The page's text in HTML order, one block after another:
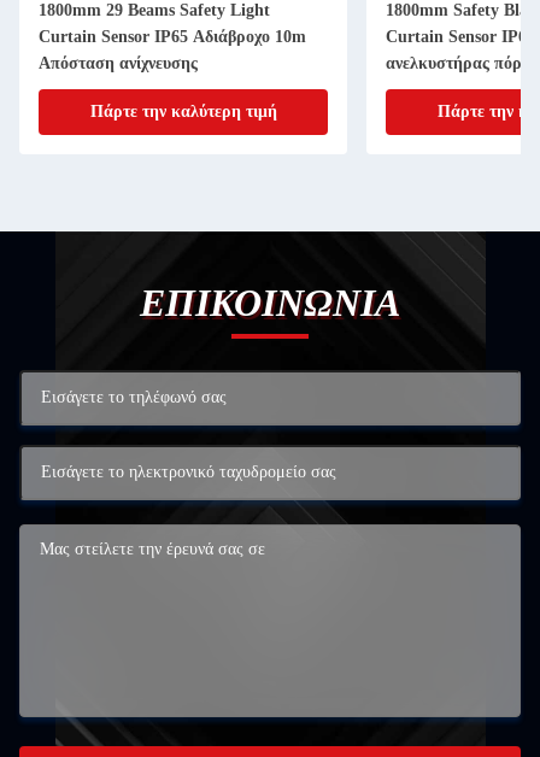
1800mm 29 Beams Safety Light
Curtain Sensor IP65 Αδιάβροχο 10m
Απόσταση ανίχνευσης
Πάρτε την καλύτερη τιμή
1800mm Safety
Curtain Sensor IP65
ανελκυστήρας
ταχύτητας
Πάρτε την
ΕΠΙΚΟΙΝΩΝΙΑ